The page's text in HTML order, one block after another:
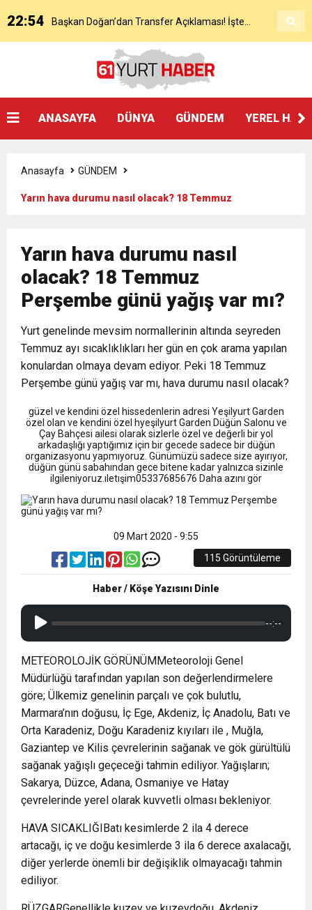
KAP’a Bildirdi
22:54 Başkan Doğan’dan Transfer Açıklaması! İşte
Mohamed Salah’ın Trabzon’da İlk Sözleri!
Bildirdi
20:05 Trabzonspor Muhammed Salah Transferini
MGD’DEN ANITKABİR’E ANLAMLI ZİYARET
18:59 Trabzonspor Mitongo Transferini KAP’a Bildirdi
KAP’a Bildirdi
ANASAYFA DÜNYA GÜNDEM YEREL
Anasayfa GÜNDEM
Yarın hava durumu nasıl olacak? 18 Temmuz
Yarın hava durumu nasıl
olacak? 18 Temmuz
Perşembe günü yağış var mı?
Yurt genelinde mevsim normallerinin altında seyreden
Temmuz ayı sıcaklıklıkları her gün en çok arama yapılan
konulardan olmaya devam ediyor. Peki 18 Temmuz
Perşembe günü yağış var mı, hava durumu nasıl olacak?
güzel ve kendini özel hissedenlerin adresi Yeşilyurt Garden
özel olan ve kendini özel hyeşilyurt Garden Düğün Salonu ve
Çay Bahçesi ailesi olarak sizlerle özel ve değerli bir yol
arkadaşlığı yaptığımız için bir gecede sadece bir düğün
organizasyonu yapmıyoruz. Günümüzü sadece size ayırıyor,
düğün günü sabahından gece bitene kadar yalnızca sizinle
ilgileniyoruz.ıletışim05337685676 Daha azını gör
09 Mart 2020 - 9:55
115 Görüntüleme
Haber / Köşe Yazısını Dinle
--:--
METEOROLOJİK GÖRÜNÜMMeteoroloji Genel
Müdürlüğü tarafından yapılan son değerlendirmelere
göre; Ülkemiz genelinin parçalı ve çok bulutlu,
Marmara’nın doğusu, İç Ege, Akdeniz, İç Anadolu, Batı ve
Orta Karadeniz, Doğu Karadeniz kıyıları ile , Muğla,
Gaziantep ve Kilis çevrelerinin sağanak ve gök gürültülü
sağanak yağışlı geçeceği tahmin ediliyor. Yağışların;
Sakarya, Düzce, Adana, Osmaniye ve Hatay
çevrelerinde yerel olarak kuvvetli olması bekleniyor.
HAVA SICAKLIĞIBatı kesimlerde 2 ila 4 derece
artacağı, iç ve doğu kesimlerde 3 ila 6 derece axalacağı,
diğer yerlerde önemli bir değişiklik olmayacağı tahmin
ediliyor.